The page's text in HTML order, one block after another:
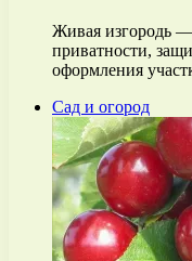
Живая изгородь —
приватности,
оформления
Сад и огород